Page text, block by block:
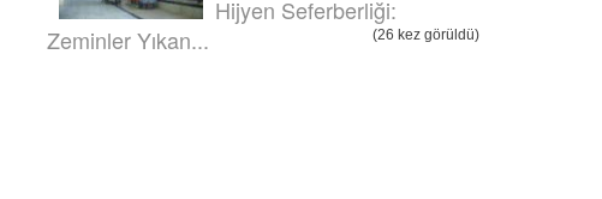
Hijyen Seferberliği:
Zeminler Yıkan...
(26 kez görüldü)